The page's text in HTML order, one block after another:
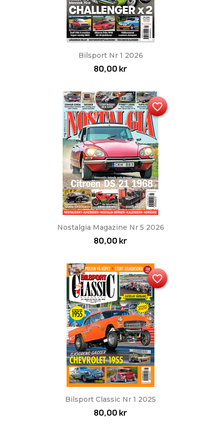
Bilsport Nr 1 2026
80,00 kr
Nostalgia Magazine Nr 5 2026
80,00 kr
favorite_border
Bilsport Classic Nr 1 2025
80,00 kr
favorite_border